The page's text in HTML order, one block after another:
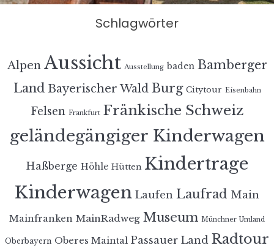
Schlagwörter
Alpen Aussicht Ausstellung baden Bamberger
Land Bayerischer Wald Burg Citytour Eisenbahn
Felsen Frankfurt Fränkische Schweiz
geländegängiger Kinderwagen
Haßberge Höhle Hütten Kindertrage
Kinderwagen Laufen Laufrad Main
Mainfranken MainRadweg Museum Münchner Umland
Oberbayern Oberes Maintal Passauer Land Radtour